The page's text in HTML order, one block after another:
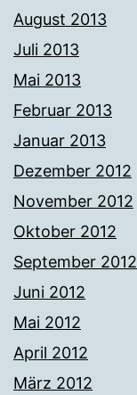
August 2013
Juli 2013
Mai 2013
Februar 2013
Januar 2013
Dezember 2012
November 2012
Oktober 2012
September 2012
Juni 2012
Mai 2012
April 2012
März 2012